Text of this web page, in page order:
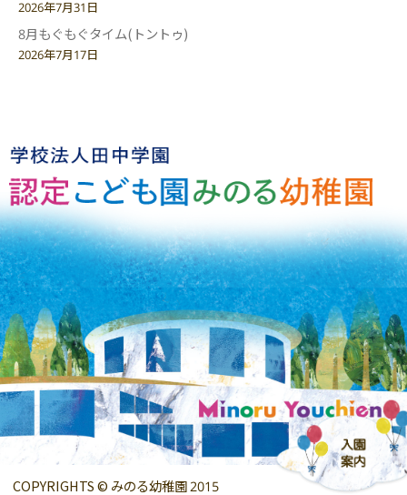
2026年7月31日
8月もぐもぐタイム(トントゥ)
2026年7月17日
COPYRIGHTS © みのる幼稚園 2015